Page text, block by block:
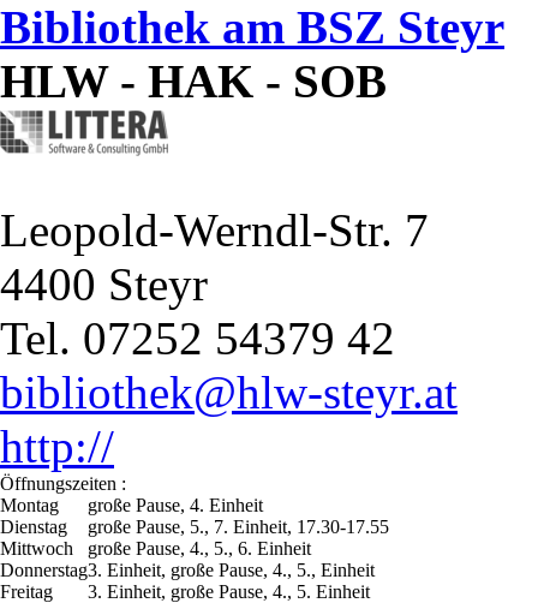
Bibliothek am BSZ Steyr
HLW - HAK - SOB
Leopold-Werndl-Str. 7
4400 Steyr
Tel. 07252 54379 42
bibliothek@hlw-steyr.at
http://
Öffnungszeiten :
Montag
große Pause, 4. Einheit
Dienstag
große Pause, 5., 7. Einheit, 17.30-17.55
Mittwoch
große Pause, 4., 5., 6. Einheit
Donnerstag3. Einheit, große Pause, 4., 5., Einheit
Freitag
3. Einheit, große Pause, 4., 5. Einheit